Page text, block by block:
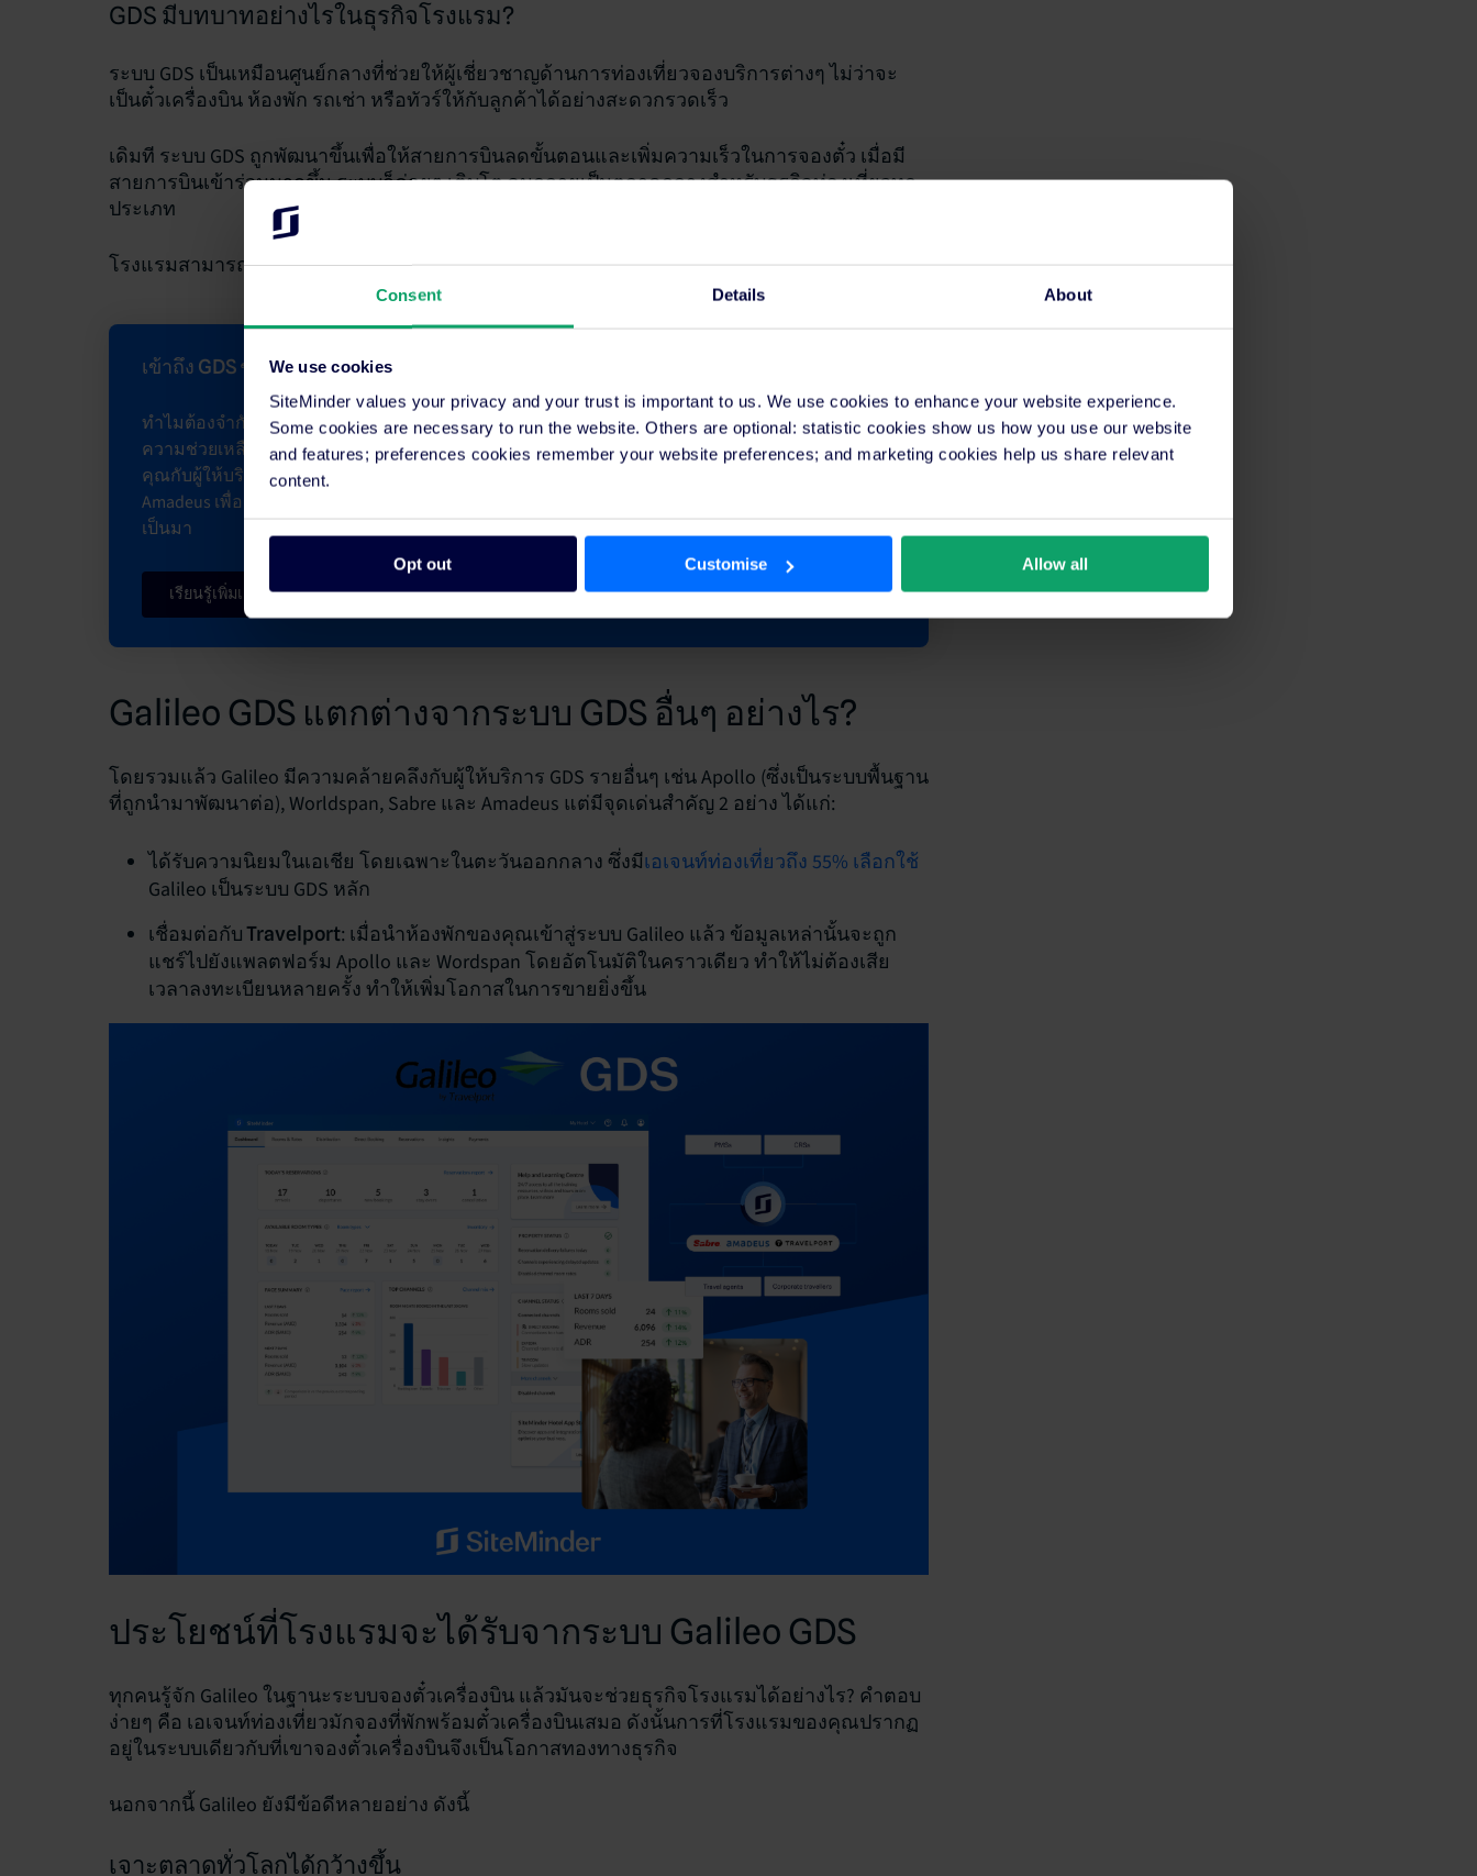
Consent Details About
We use cookies
SiteMinder values your privacy and your trust is important to us. We use cookies to enhance your website experience.
Some cookies are necessary to run the website. Others are optional: statistic cookies show us how you use our website
and features; preferences cookies remember your website preferences; and marketing cookies help us share relevant
content.
Opt out Customise Allow all
GDS มีบทบาทอย่างไรในธุรกิจโรงแรม?
ระบบ GDS เป็นเหมือนศูนย์กลางที่ช่วยให้ผู้เชี่ยวชาญด้านการท่องเที่ยวจองบริการต่างๆ ไม่ว่าจะ
เป็นตั๋วเครื่องบิน ห้องพัก รถเช่า หรือทัวร์ให้กับลูกค้าได้อย่างสะดวกรวดเร็ว
เดิมที ระบบ GDS ถูกพัฒนาขึ้นเพื่อให้สายการบินลดขั้นตอนและเพิ่มความเร็วในการจองตั๋ว เมื่อมี
สายการบินเข้าร่วมมากขึ้น ระบบก็ค่อยๆ เติบโต จนกลายเป็นตลาดกลางสำหรับธุรกิจท่องเที่ยวทุก
ประเภท
โรงแรมสามารถเข้าสู่ระบบ GDS ได้ง่ายๆ ผ่านพาร์ทเนอร์ที่ช่วยเชื่อมต่อ เช่น SiteMinder GDS
เข้าถึง GDS ชั้นนำทั้งหมดด้วย SiteMinder
ทำไมต้องจำกัดตัวเองแค่กับ Galileo หรือแม้แต่ Travelport? ด้วย
ความช่วยเหลือจาก SiteMinder คุณสามารถเชื่อมต่อโรงแรมของ
คุณกับผู้ให้บริการ GDS ชั้นนำทั้งหมด รวมถึง Sabre และ
Amadeus เพื่อเพิ่มการมองเห็น การจอง และรายได้มากกว่าที่เคย
เป็นมา
เรียนรู้เพิ่มเติม
Galileo GDS แตกต่างจากระบบ GDS อื่นๆ อย่างไร?
โดยรวมแล้ว Galileo มีความคล้ายคลึงกับผู้ให้บริการ GDS รายอื่นๆ เช่น Apollo (ซึ่งเป็นระบบพื้นฐาน
ที่ถูกนำมาพัฒนาต่อ), Worldspan, Sabre และ Amadeus แต่มีจุดเด่นสำคัญ 2 อย่าง ได้แก่:
ได้รับความนิยมในเอเชีย โดยเฉพาะในตะวันออกกลาง ซึ่งมีเอเจนท์ท่องเที่ยวถึง 55% เลือกใช้
Galileo เป็นระบบ GDS หลัก
เชื่อมต่อกับ Travelport: เมื่อนำห้องพักของคุณเข้าสู่ระบบ Galileo แล้ว ข้อมูลเหล่านั้นจะถูก
แชร์ไปยังแพลตฟอร์ม Apollo และ Wordspan โดยอัตโนมัติในคราวเดียว ทำให้ไม่ต้องเสีย
เวลาลงทะเบียนหลายครั้ง ทำให้เพิ่มโอกาสในการขายยิ่งขึ้น
ประโยชน์ที่โรงแรมจะได้รับจากระบบ Galileo GDS
ทุกคนรู้จัก Galileo ในฐานะระบบจองตั๋วเครื่องบิน แล้วมันจะช่วยธุรกิจโรงแรมได้อย่างไร? คำตอบ
ง่ายๆ คือ เอเจนท์ท่องเที่ยวมักจองที่พักพร้อมตั๋วเครื่องบินเสมอ ดังนั้นการที่โรงแรมของคุณปรากฏ
อยู่ในระบบเดียวกับที่เขาจองตั๋วเครื่องบินจึงเป็นโอกาสทองทางธุรกิจ
นอกจากนี้ Galileo ยังมีข้อดีหลายอย่าง ดังนี้
เจาะตลาดทั่วโลกได้กว้างขึ้น